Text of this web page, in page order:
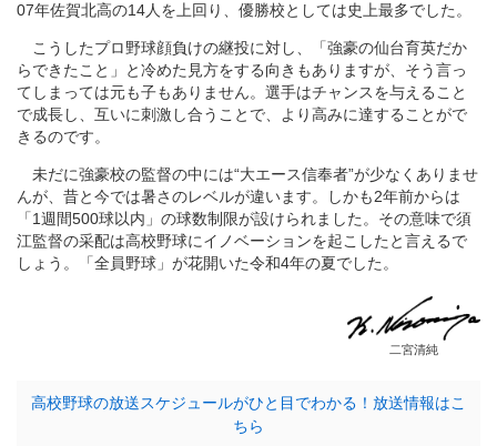
07年佐賀北高の14人を上回り、優勝校としては史上最多でした。
こうしたプロ野球顔負けの継投に対し、「強豪の仙台育英だか
らできたこと」と冷めた見方をする向きもありますが、そう言っ
てしまっては元も子もありません。選手はチャンスを与えること
で成長し、互いに刺激し合うことで、より高みに達することがで
きるのです。
未だに強豪校の監督の中には“大エース信奉者”が少なくありませ
んが、昔と今では暑さのレベルが違います。しかも2年前からは
「1週間500球以内」の球数制限が設けられました。その意味で須
江監督の采配は高校野球にイノベーションを起こしたと言えるで
しょう。「全員野球」が花開いた令和4年の夏でした。
二宮清純
高校野球の放送スケジュールがひと目でわかる！放送情報はこ
ちら